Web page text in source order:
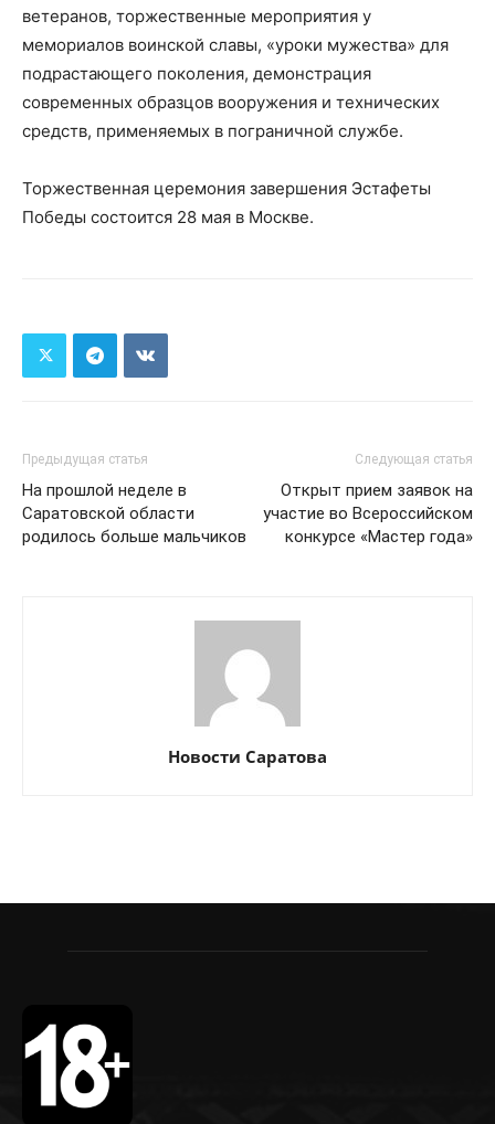
ветеранов, торжественные мероприятия у
мемориалов воинской славы, «уроки мужества» для
подрастающего поколения, демонстрация
современных образцов вооружения и технических
средств, применяемых в пограничной службе.
Торжественная церемония завершения Эстафеты
Победы состоится 28 мая в Москве.
Предыдущая статья
На прошлой неделе в
Саратовской области
родилось больше мальчиков
Следующая статья
Открыт прием заявок на
участие во Всероссийском
конкурсе «Мастер года»
Новости Саратова